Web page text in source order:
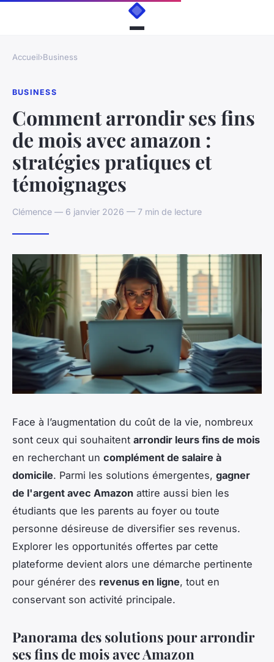
Accueil›Business
BUSINESS
Comment arrondir ses fins
de mois avec amazon :
stratégies pratiques et
témoignages
Clémence — 6 janvier 2026 — 7 min de lecture
Face à l’augmentation du coût de la vie, nombreux
sont ceux qui souhaitent arrondir leurs fins de mois
en recherchant un complément de salaire à
domicile. Parmi les solutions émergentes, gagner
de l'argent avec Amazon attire aussi bien les
étudiants que les parents au foyer ou toute
personne désireuse de diversifier ses revenus.
Explorer les opportunités offertes par cette
plateforme devient alors une démarche pertinente
pour générer des revenus en ligne, tout en
conservant son activité principale.
Panorama des solutions pour arrondir
ses fins de mois avec Amazon